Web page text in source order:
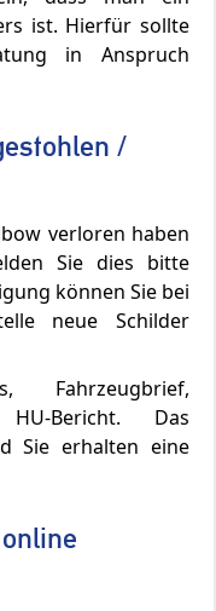
ist. Hierfür sollte
in Anspruch
/
verloren haben
Sie dies bitte
können Sie bei
neue Schilder
Fahrzeugbrief,
Bericht. Das
Sie erhalten eine